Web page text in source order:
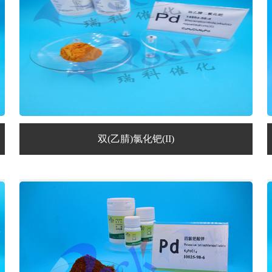
双(乙腈)氯化钯(II)